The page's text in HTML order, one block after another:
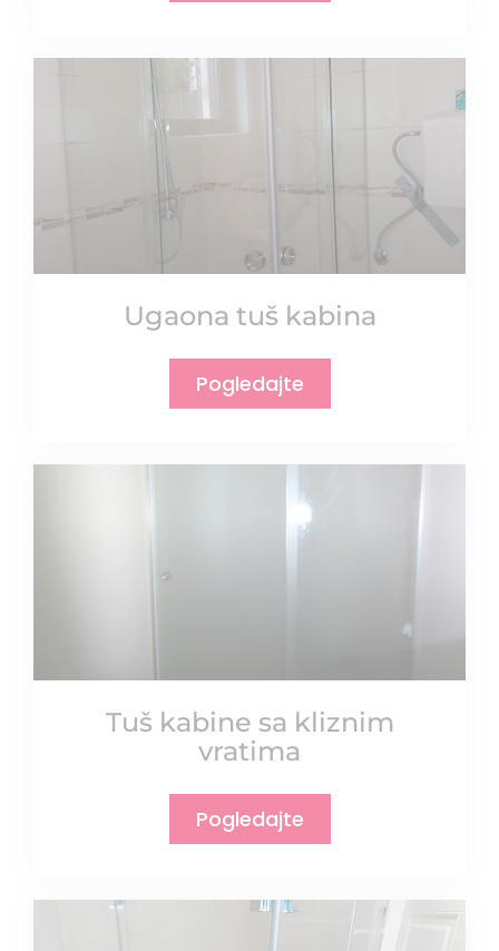
Ugaona tuš kabina
Pogledajte
Tuš kabine sa kliznim
vratima
Pogledajte